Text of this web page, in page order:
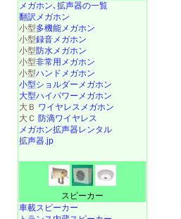
メガホン､拡声器の一覧
翻訳メガホン
小型多機能メガホン
小型録音メガホン
小型防水メガホン
小型非常用メガホン
小型ハンドメガホン
小型ショルダーメガホン
大型ハイパワーメガホン
大Ｂ ワイヤレスメガホン
大Ｃ 防滴ワイヤレス
メガホン拡声器レンタル
拡声器.jp
スピーカー
車載スピーカー